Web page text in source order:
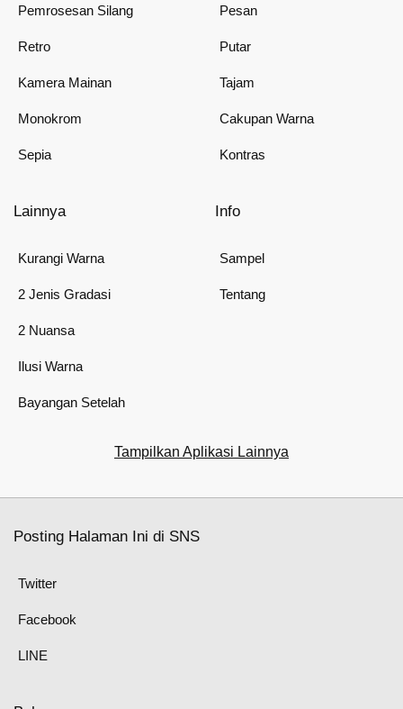
Pemrosesan Silang
Retro
Kamera Mainan
Monokrom
Sepia
Pesan
Putar
Tajam
Cakupan Warna
Kontras
Lainnya
Kurangi Warna
2 Jenis Gradasi
2 Nuansa
Ilusi Warna
Bayangan Setelah
Info
Sampel
Tentang
Tampilkan Aplikasi Lainnya
Posting Halaman Ini di SNS
Twitter
Facebook
LINE